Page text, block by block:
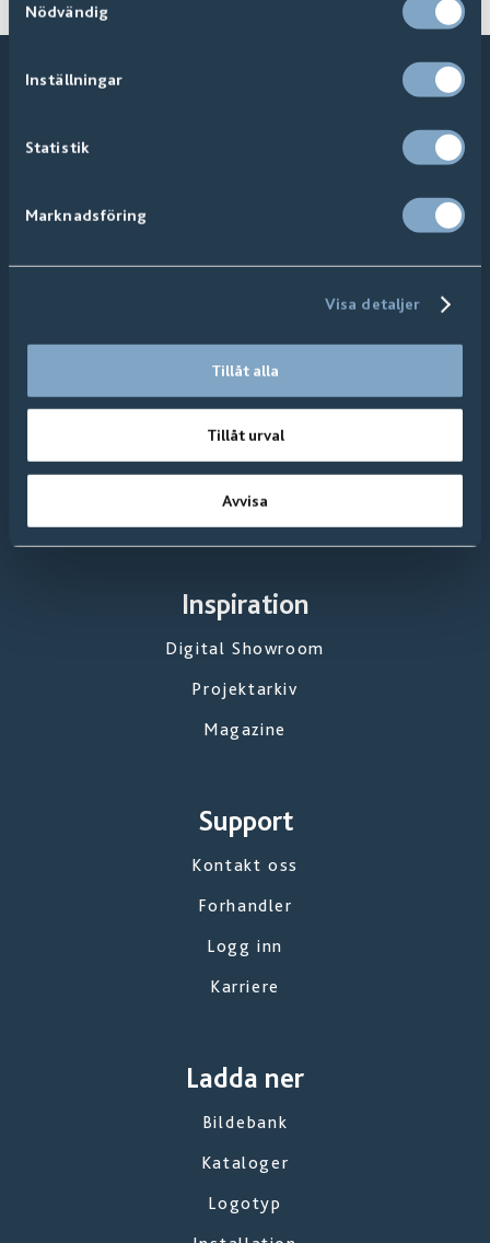
Nödvändig
Inställningar
Statistik
Marknadsföring
Visa detaljer
Tillåt alla
Tillåt urval
Avvisa
Keramiske Fliser
Vinylgulv
Tepper
Nyhetsarkiv
Inspiration
Digital Showroom
Projektarkiv
Magazine
Support
Kontakt oss
Forhandler
Logg inn
Karriere
Ladda ner
Bildebank
Kataloger
Logotyp